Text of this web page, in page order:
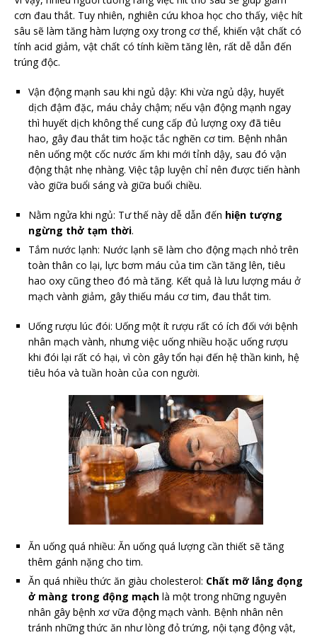
cơn đau thắt. Tuy nhiên, nghiên cứu khoa học cho thấy, việc hít
sâu sẽ làm tăng hàm lượng oxy trong cơ thể, khiến vật chất có
tính acid giảm, vật chất có tính kiềm tăng lên, rất dễ dẫn đến
trúng độc.
Vận động mạnh sau khi ngủ dậy: Khi vừa ngủ dậy, huyết
dịch đậm đặc, máu chảy chậm; nếu vận động mạnh ngay
thì huyết dịch không thể cung cấp đủ lượng oxy đã tiêu
hao, gây đau thắt tim hoặc tắc nghẽn cơ tim. Bệnh nhân
nên uống một cốc nước ấm khi mới tỉnh dậy, sau đó vận
động thật nhẹ nhàng. Việc tập luyện chỉ nên được tiến hành
vào giữa buổi sáng và giữa buổi chiều.
Nằm ngửa khi ngủ: Tư thế này dễ dẫn đến hiện tượng
ngừng thở tạm thời.
Tắm nước lạnh: Nước lạnh sẽ làm cho động mạch nhỏ trên
toàn thân co lại, lực bơm máu của tim cần tăng lên, tiêu
hao oxy cũng theo đó mà tăng. Kết quả là lưu lượng máu ở
mạch vành giảm, gây thiếu máu cơ tim, đau thắt tim.
Uống rượu lúc đói: Uống một ít rượu rất có ích đối với bệnh
nhân mạch vành, nhưng việc uống nhiều hoặc uống rượu
khi đói lại rất có hại, vì còn gây tổn hại đến hệ thần kinh, hệ
tiêu hóa và tuần hoàn của con người.
Ăn uống quá nhiều: Ăn uống quá lượng cần thiết sẽ tăng
thêm gánh nặng cho tim.
Ăn quá nhiều thức ăn giàu cholesterol: Chất mỡ lắng đọng
ở màng trong động mạch là một trong những nguyên
nhân gây bệnh xơ vữa động mạch vành. Bệnh nhân nên
tránh những thức ăn như lòng đỏ trứng, nội tạng động vật,